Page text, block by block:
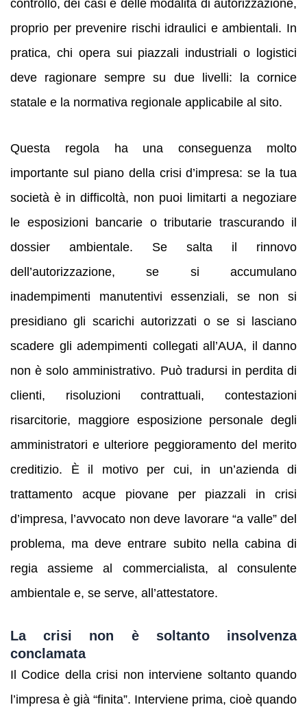
controllo, dei casi e delle modalità di autorizzazione,
proprio per prevenire rischi idraulici e ambientali. In
pratica, chi opera sui piazzali industriali o logistici
deve ragionare sempre su due livelli: la cornice
statale e la normativa regionale applicabile al sito.
Questa regola ha una conseguenza molto
importante sul piano della crisi d’impresa: se la tua
società è in difficoltà, non puoi limitarti a negoziare
le esposizioni bancarie o tributarie trascurando il
dossier ambientale. Se salta il rinnovo
dell’autorizzazione, se si accumulano
inadempimenti manutentivi essenziali, se non si
presidiano gli scarichi autorizzati o se si lasciano
scadere gli adempimenti collegati all’AUA, il danno
non è solo amministrativo. Può tradursi in perdita di
clienti, risoluzioni contrattuali, contestazioni
risarcitorie, maggiore esposizione personale degli
amministratori e ulteriore peggioramento del merito
creditizio. È il motivo per cui, in un’azienda di
trattamento acque piovane per piazzali in crisi
d’impresa, l’avvocato non deve lavorare “a valle” del
problema, ma deve entrare subito nella cabina di
regia assieme al commercialista, al consulente
ambientale e, se serve, all’attestatore.
La crisi non è soltanto insolvenza
conclamata
Il Codice della crisi non interviene soltanto quando
l’impresa è già “finita”. Interviene prima, cioè quando